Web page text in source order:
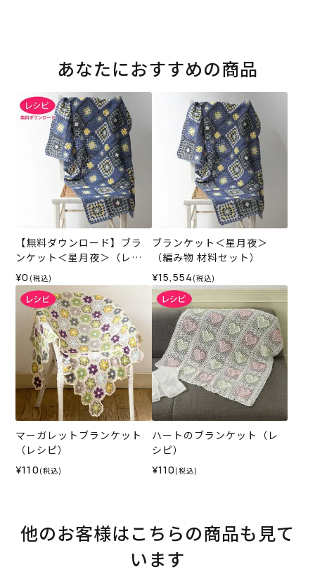
あなたにおすすめの商品
【無料ダウンロード】ブラ
ンケット＜星月夜＞（レシ
ピ）
¥0 (税込)
ブランケット＜星月夜＞
（編み物 材料セット）
¥15,554 (税込)
マーガレットブランケット
（レシピ）
¥110 (税込)
ハートのブランケット（レ
シピ）
¥110 (税込)
他のお客様はこちらの商品も見て
います